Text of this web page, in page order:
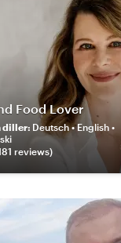
Food Lover
diller: Deutsch • English •
reviews)